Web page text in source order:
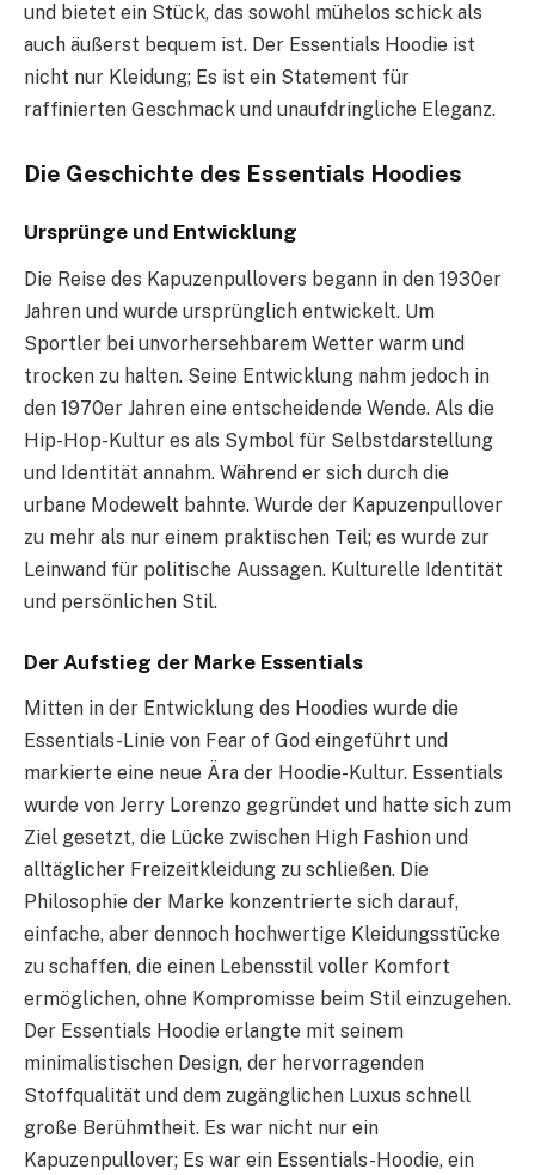
und bietet ein Stück, das sowohl mühelos schick als
auch äußerst bequem ist. Der Essentials Hoodie ist
nicht nur Kleidung; Es ist ein Statement für
raffinierten Geschmack und unaufdringliche Eleganz.
Die Geschichte des Essentials Hoodies
Ursprünge und Entwicklung
Die Reise des Kapuzenpullovers begann in den 1930er
Jahren und wurde ursprünglich entwickelt. Um
Sportler bei unvorhersehbarem Wetter warm und
trocken zu halten. Seine Entwicklung nahm jedoch in
den 1970er Jahren eine entscheidende Wende. Als die
Hip-Hop-Kultur es als Symbol für Selbstdarstellung
und Identität annahm. Während er sich durch die
urbane Modewelt bahnte. Wurde der Kapuzenpullover
zu mehr als nur einem praktischen Teil; es wurde zur
Leinwand für politische Aussagen. Kulturelle Identität
und persönlichen Stil.
Der Aufstieg der Marke Essentials
Mitten in der Entwicklung des Hoodies wurde die
Essentials-Linie von Fear of God eingeführt und
markierte eine neue Ära der Hoodie-Kultur. Essentials
wurde von Jerry Lorenzo gegründet und hatte sich zum
Ziel gesetzt, die Lücke zwischen High Fashion und
alltäglicher Freizeitkleidung zu schließen. Die
Philosophie der Marke konzentrierte sich darauf,
einfache, aber dennoch hochwertige Kleidungsstücke
zu schaffen, die einen Lebensstil voller Komfort
ermöglichen, ohne Kompromisse beim Stil einzugehen.
Der Essentials Hoodie erlangte mit seinem
minimalistischen Design, der hervorragenden
Stoffqualität und dem zugänglichen Luxus schnell
große Berühmtheit. Es war nicht nur ein
Kapuzenpullover; Es war ein Essentials-Hoodie, ein